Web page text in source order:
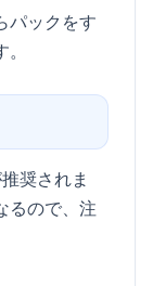
パックをす
奨されま
るので、注